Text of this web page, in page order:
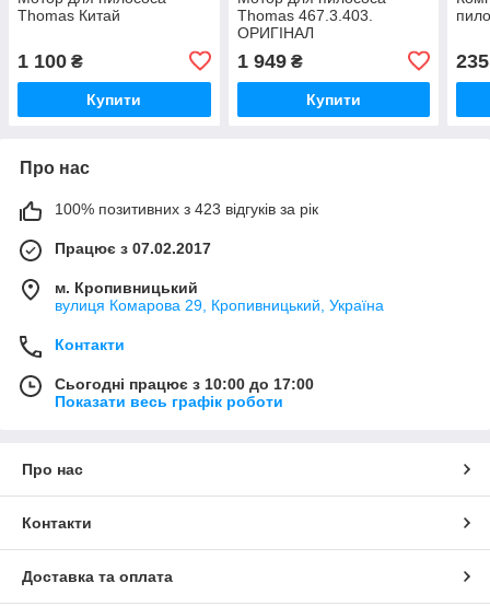
Thomas Китай
1 100 ₴
Купити
Thomas 467.3.403.
ОРИГІНАЛ
1 949₴
Купити
235
Про нас
100% позитивних з 423 відгуків за рік
Працює з 07.02.2017
м. Кропивницький
вулиця Комарова 29, Кропивницький, Україна
Контакти
Сьогодні працює з 10:00 до 17:00
Показати весь графік роботи
Про нас
Контакти
Доставка та оплата